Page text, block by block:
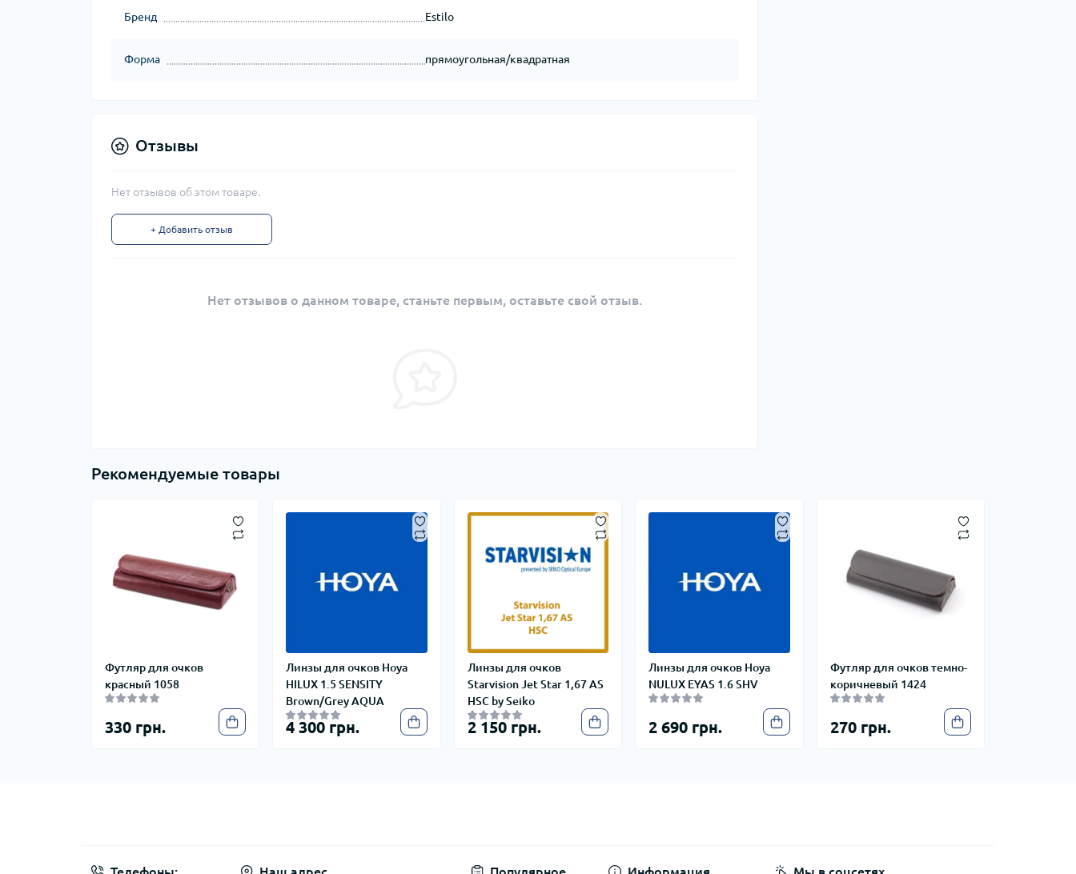
Бренд Estilo
Форма прямоугольная/квадратная
Отзывы
Нет отзывов об этом товаре.
+ Добавить отзыв
Нет отзывов о данном товаре, станьте первым, оставьте свой отзыв.
Рекомендуемые товары
Футляр для очков
красный 1058
330 грн.
Линзы для очков Hoya
HILUX 1.5 SENSITY
Brown/Grey AQUA
4 300 грн.
Линзы для очков
Starvision Jet Star 1,67 AS
HSC by Seiko
2 150 грн.
Линзы для очков Hoya
NULUX EYAS 1.6 SHV
2 690 грн.
Футляр для очков темно-
коричневый 1424
270 грн.